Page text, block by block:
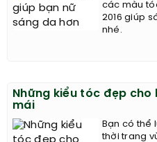
các màu
2016 giúp
nhé.
Những kiểu tóc đẹp
mái
Bạn có thể
thời trang